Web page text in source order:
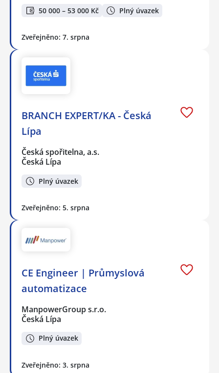
50 000 – 53 000 Kč Plný úvazek
Zveřejněno: 7. srpna
BRANCH EXPERT/KA - Česká
Lípa
Česká spořitelna, a.s.
Česká Lípa
Plný úvazek
Zveřejněno: 5. srpna
CE Engineer | Průmyslová
automatizace
ManpowerGroup s.r.o.
Česká Lípa
Plný úvazek
Zveřejněno: 3. srpna